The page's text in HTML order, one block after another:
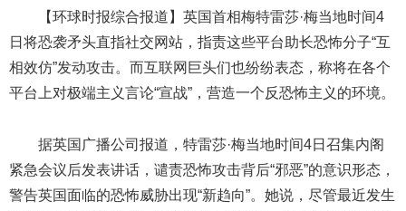
【环球时报综合报道】英国首相梅特雷莎·梅当地时间4
日将恐袭矛头直指社交网站，指责这些平台助长恐怖分子“互
相效仿”发动攻击。而互联网巨头们也纷纷表态，称将在各个
平台上对极端主义言论“宣战”，营造一个反恐怖主义的环境。
据英国广播公司报道，特雷莎·梅当地时间4日召集内阁
紧急会议后发表讲话，谴责恐怖攻击背后“邪恶”的意识形态，
警告英国面临的恐怖威胁出现“新趋向”。她说，尽管最近发生